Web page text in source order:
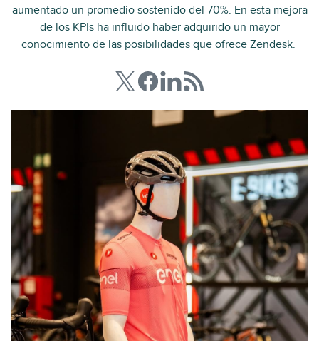
aumentado un promedio sostenido del 70%. En esta mejora
de los KPIs ha influido haber adquirido un mayor
conocimiento de las posibilidades que ofrece Zendesk.